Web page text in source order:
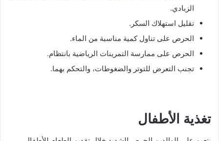
الزبادي.
تقليل استهلاك السكر.
الحرص على تناول كمية مناسبة من الماء.
الحرص على ممارسة التمرينات الرياضية بانتظام.
تجنب التعرض للتوتر والضغوطات، والتحكم بهما.
تغذية الأطفال